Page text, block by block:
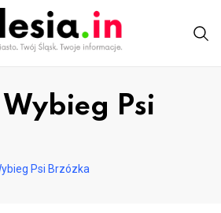
Wybieg Psi
Psi Brzózka